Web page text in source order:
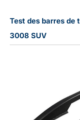
Test des barres de
3008 SUV